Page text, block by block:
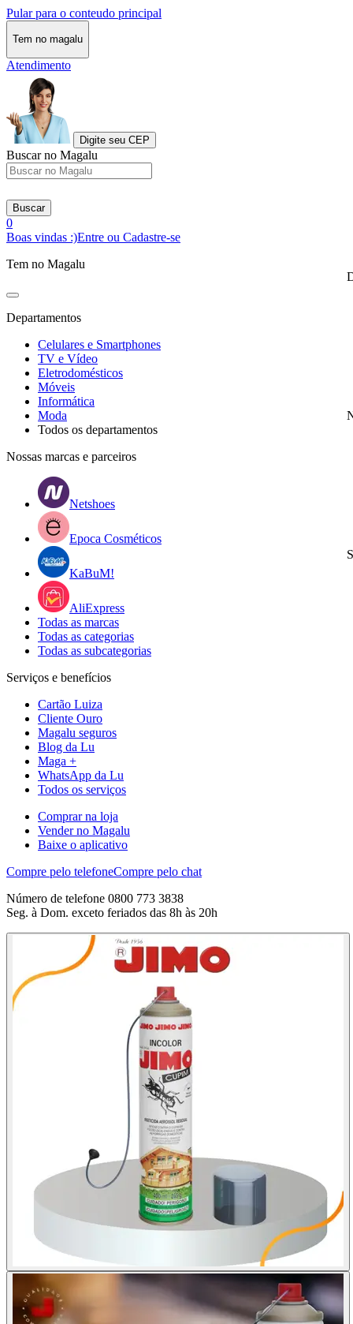
Pular para o conteudo principal
Tem no magalu
Atendimento
Digite seu CEP
Buscar no Magalu
Buscar
0
Boas vindas :)Entre ou Cadastre-se
Tem no Magalu
Departamentos
Celulares e Smartphones
TV e Vídeo
Eletrodomésticos
Móveis
Informática
Moda
Todos os departamentos
Nossas marcas e parceiros
Netshoes
Epoca Cosméticos
KaBuM!
AliExpress
Todas as marcas
Todas as categorias
Todas as subcategorias
Serviços e benefícios
Cartão Luiza
Cliente Ouro
Magalu seguros
Blog da Lu
Maga +
WhatsApp da Lu
Todos os serviços
Comprar na loja
Vender no Magalu
Baixe o aplicativo
Compre pelo telefoneCompre pelo chat
Número de telefone 0800 773 3838
Seg. à Dom. exceto feriados das 8h às 20h